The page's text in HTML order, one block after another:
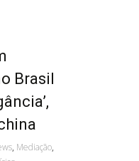
Brasil
, Mediação,